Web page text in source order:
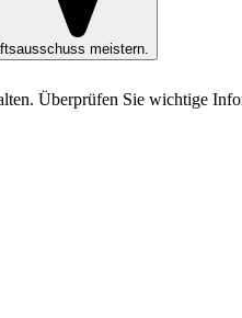
meistern.
Überprüfen Sie wichtige